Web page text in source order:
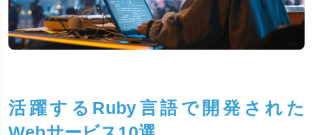
活躍するRuby言語で開発された